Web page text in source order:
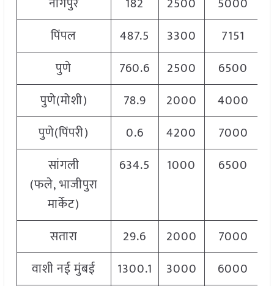
पिंपल
487.5 3300 7151
पुणे
760.6 2500 6500
पुणे(मोशी)
78.9 2000 4000
पुणे(पिंपरी)
0.6 4200 7000
सांगली
(फले, भाजीपुरा
मार्केट)
634.5 1000 6500
सतारा 29.6 2000 7000
वाशी नई मुंबई
1300.1 3000 6000